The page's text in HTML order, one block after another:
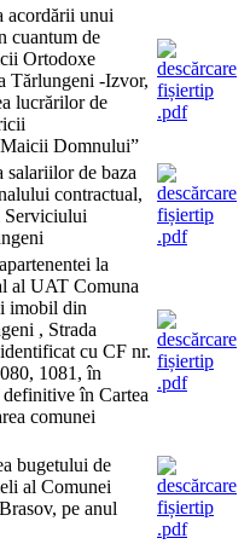
acordării unui
cuantum de
Ortodoxe
Tărlungeni -Izvor,
lucrărilor de
Domnului”
salariilor de baza
contractual,
Serviciului
la
al UAT Comuna
imobil din
, Strada
cu CF nr.
1081, în
în Cartea
comunei
bugetului de
al Comunei
pe anul